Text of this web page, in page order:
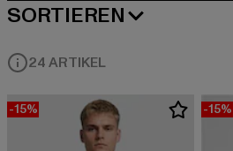
SORTIEREN
BELIEBTESTE
24 ARTIKEL
-15% -15%